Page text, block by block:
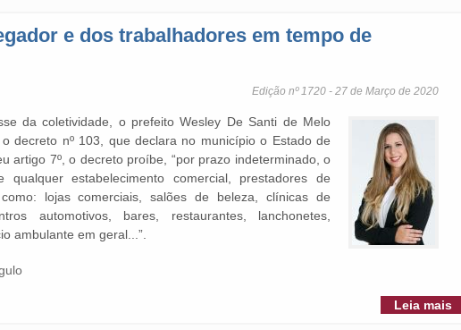
e dos trabalhadores em tempo de
Edição nº 1720 - 27 de Março de 2020
da coletividade, o prefeito Wesley De Santi de Melo
decreto nº 103, que declara no município o Estado de
artigo 7º, o decreto proíbe, “por prazo indeterminado, o
estabelecimento comercial, prestadores de
lojas comerciais, salões de beleza, clínicas de
automotivos, bares, restaurantes, lanchonetes,
ambulante em geral...”.
Leia mais